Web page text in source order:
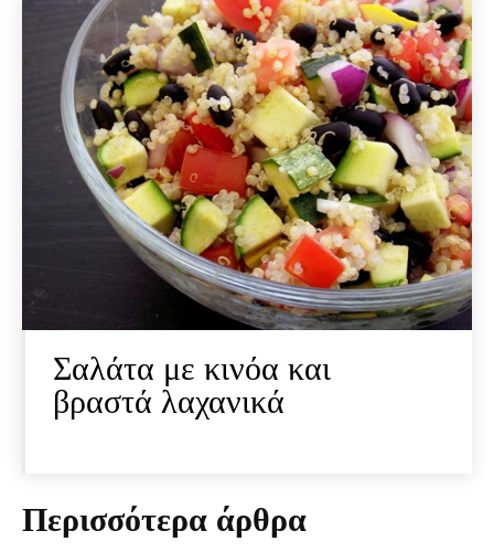
Σαλάτα με κινόα και
βραστά λαχανικά
Περισσότερα άρθρα